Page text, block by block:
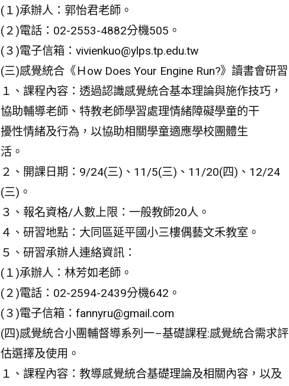
(１)承辦人：郭怡君老師。
(２)電話：02-2553-4882分機505。
(３)電子信箱：vivienkuo@ylps.tp.edu.tw
(三)感覺統合《Ｈow Does Your Engine Run?》讀書會研習
１、課程內容：透過認識感覺統合基本理論與施作技巧，
協助輔導老師、特教老師學習處理情緒障礙學童的干
擾性情緒及行為，以協助相關學童適應學校團體生
活。
２、開課日期：9/24(三)、11/5(三)、11/20(四)、12/24
(三)。
３、報名資格/人數上限：一般教師20人。
４、研習地點：大同區延平國小三樓偶藝文禾教室。
５、研習承辦人連絡資訊：
(１)承辦人：林芳如老師。
(２)電話：02-2594-2439分機642。
(３)電子信箱：fannyru@gmail.com
(四)感覺統合小團輔督導系列一–基礎課程:感覺統合需求評
估選擇及使用。
１、課程內容：教導感覺統合基礎理論及相關內容，以及